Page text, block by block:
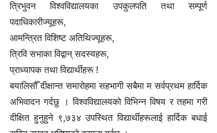
त्रिभुवन विश्वविद्यालयका उपकुलपति तथा सम्पूर्ण
पदाधिकारीज्यूहरू,
आमन्त्रित विशिष्ट अतिथिज्यूहरू,
त्रिवि सभाका विद्वान् सदस्यहरू,
प्राध्यापक तथा विद्यार्थीहरू !
बयालिसौँ दीक्षान्त समारोहमा सहभागी सबैमा म सर्वप्रथम हार्दिक
अभिवादन गर्दछु । विश्वविद्यालयको विभिन्न विषय र तहमा गरी
दीक्षित हुनुहुने ९,७३४ उपस्थित विद्यार्थीहरूलाई हार्दिक बधाई